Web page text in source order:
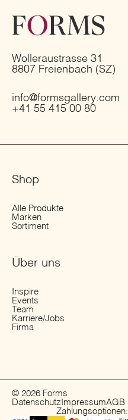
Wolleraustrasse 31
8807 Freienbach (SZ)
info@formsgallery.com
+41 55 415 00 80
Shop
Alle Produkte
Marken
Sortiment
Über uns
Inspire
Events
Team
Karriere/Jobs
Firma
© 2026 Forms
Datenschutz ImpressumAGB
Zahlungsoptionen: